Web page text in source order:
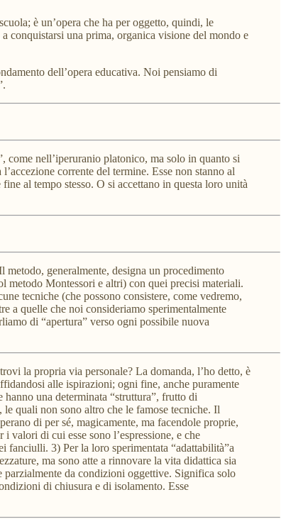
è un’opera che ha per oggetto, quindi, le
conquistarsi una prima, organica visione del mondo e
dell’opera educativa. Noi pensiamo di
come nell’iperuranio platonico, ma solo in quanto si
corrente del termine. Esse non stanno al
al tempo stesso. O si accettano in questa loro unità
generalmente, designa un procedimento
metodo Montessori e altri) con quei precisi materiali.
tecniche (che possono consistere, come vedremo,
a quelle che noi consideriamo sperimentalmente
di “apertura” verso ogni possibile nuova
la propria via personale? La domanda, l’ho detto, è
alle ispirazioni; ogni fine, anche puramente
una determinata “struttura”, frutto di
quali non sono altro che le famose tecniche. Il
di per sé, magicamente, ma facendole proprie,
valori di cui esse sono l’espressione, e che
fanciulli. 3) Per la loro sperimentata “adattabilità”a
ma sono atte a rinnovare la vita didattica sia
parzialmente da condizioni oggettive. Significa solo
di chiusura e di isolamento. Esse